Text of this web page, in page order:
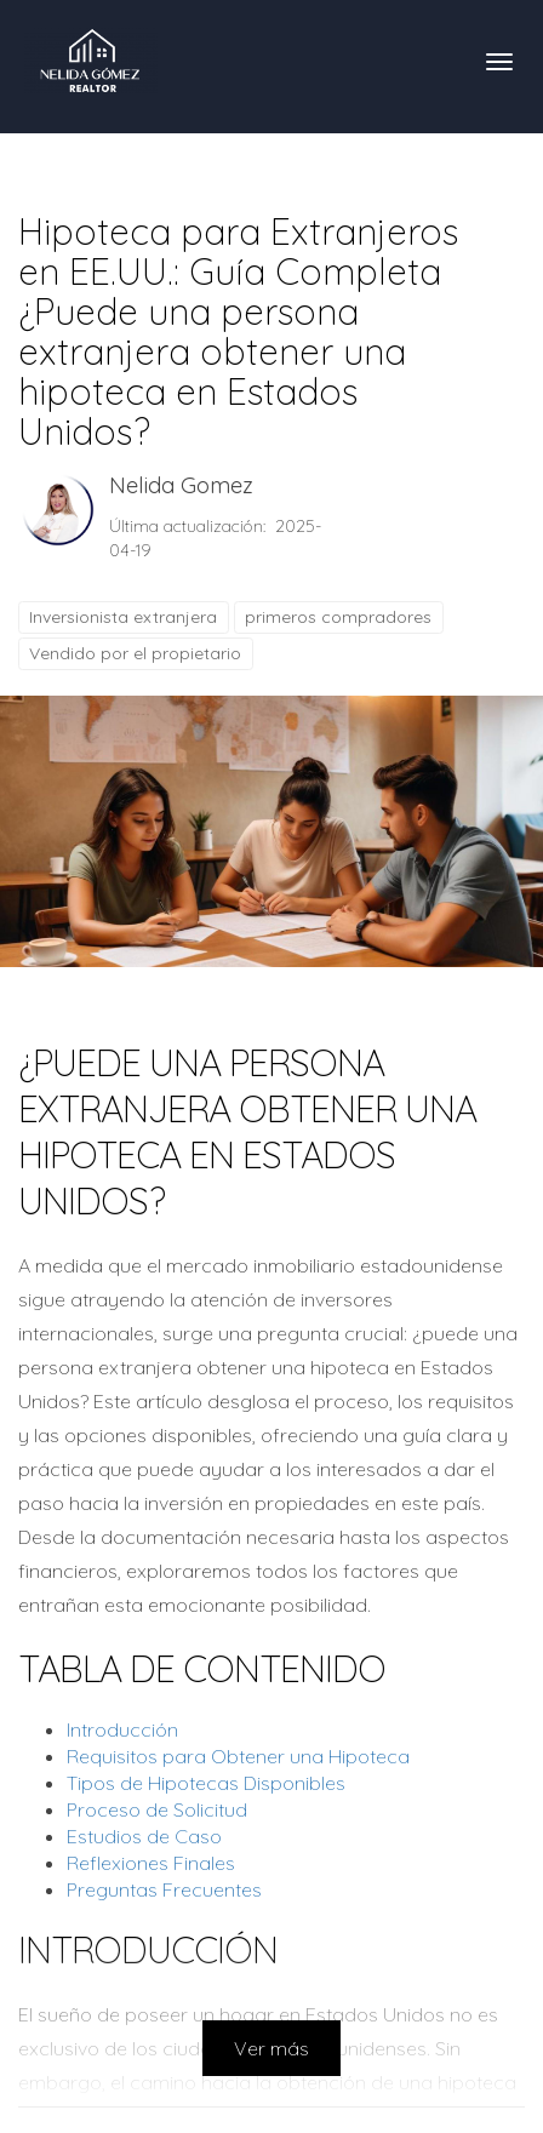
Hipoteca para Extranjeros
en EE.UU.: Guía Completa
¿Puede una persona
extranjera obtener una
hipoteca en Estados
Unidos?
Nelida Gomez
Última actualización: 2025-
04-19
Inversionista extranjera
primeros compradores
Vendido por el propietario
¿PUEDE UNA PERSONA
EXTRANJERA OBTENER UNA
HIPOTECA EN ESTADOS
UNIDOS?
A medida que el mercado inmobiliario estadounidense
sigue atrayendo la atención de inversores
internacionales, surge una pregunta crucial: ¿puede una
persona extranjera obtener una hipoteca en Estados
Unidos? Este artículo desglosa el proceso, los requisitos
y las opciones disponibles, ofreciendo una guía clara y
práctica que puede ayudar a los interesados a dar el
paso hacia la inversión en propiedades en este país.
Desde la documentación necesaria hasta los aspectos
financieros, exploraremos todos los factores que
entrañan esta emocionante posibilidad.
TABLA DE CONTENIDO
Introducción
Requisitos para Obtener una Hipoteca
Tipos de Hipotecas Disponibles
Proceso de Solicitud
Estudios de Caso
Reflexiones Finales
Preguntas Frecuentes
INTRODUCCIÓN
El sueño de poseer un hogar en Estados Unidos no es
exclusivo de los ciudadanos estadounidenses. Sin
embargo, el camino hacia la obtención de una hipoteca
Ver más